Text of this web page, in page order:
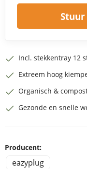
Incl. stekkentray 12
Extreem hoog
Organisch &
Gezonde en snelle
Producent:
eazyplug